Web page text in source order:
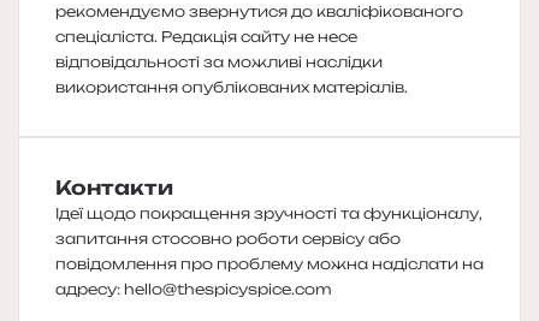
рекомендуємо звернутися до кваліфікованого
спеціаліста. Редакція сайту не несе
відповідальності за можливі наслідки
використання опублікованих матеріалів.
Контакти
Ідеї щодо покращення зручності та функціоналу,
запитання стосовно роботи сервісу або
повідомлення про проблему можна надіслати на
адресу: hello@thespicyspice.com